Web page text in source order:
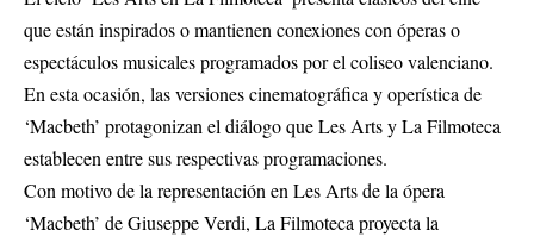
que están inspirados o mantienen conexiones con óperas o
espectáculos musicales programados por el coliseo valenciano.
En esta ocasión, las versiones cinematográfica y operística de
‘Macbeth’ protagonizan el diálogo que Les Arts y La Filmoteca
establecen entre sus respectivas programaciones.
Con motivo de la representación en Les Arts de la ópera
‘Macbeth’ de Giuseppe Verdi, La Filmoteca proyecta la